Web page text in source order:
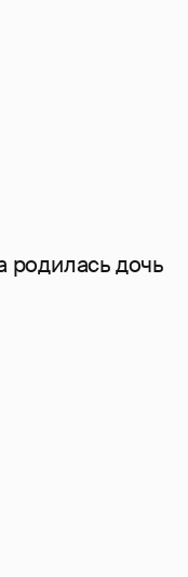
родилась дочь